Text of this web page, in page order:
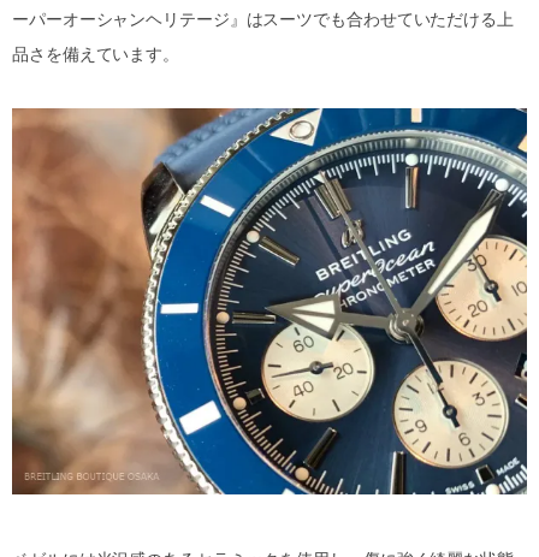
ーパーオーシャンヘリテージ』はスーツでも合わせていただける上
品さを備えています。